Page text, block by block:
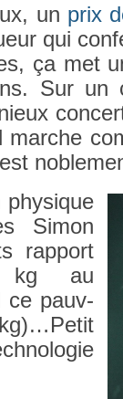
un prix
qui
ça met
Sur un
physique
Simon
rap­port
kg au
ce pauv­